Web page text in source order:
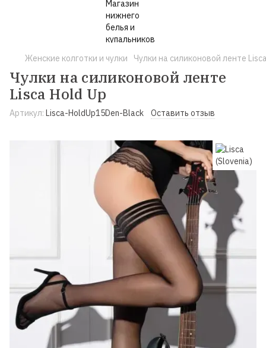
Женские колготки и чулки Чулки на силиконовой ленте
Чулки на силиконовой ленте
Lisca Hold Up
Артикул: Lisca-HoldUp15Den-Black Оставить отзыв